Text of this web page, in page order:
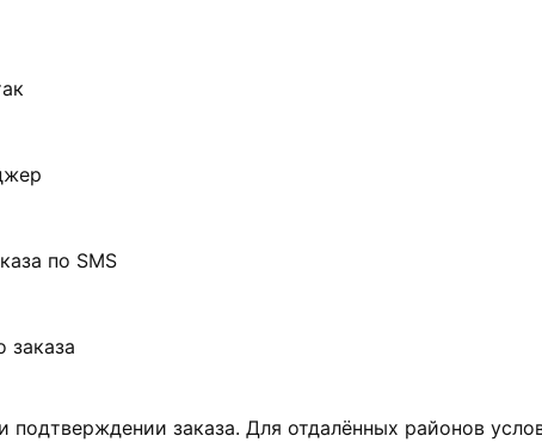
по SMS
заказа
заказа. Для отдалённых районов